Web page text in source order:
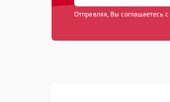
Отправляя, Вы соглашаетесь с